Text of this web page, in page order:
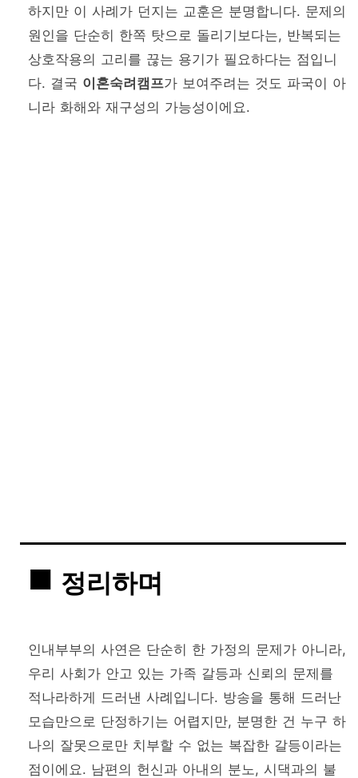
하지만 이 사례가 던지는 교훈은 분명합니다. 문제의
원인을 단순히 한쪽 탓으로 돌리기보다는, 반복되는
상호작용의 고리를 끊는 용기가 필요하다는 점입니
다. 결국 이혼숙려캠프가 보여주려는 것도 파국이 아
니라 화해와 재구성의 가능성이에요.
정리하며
인내부부의 사연은 단순히 한 가정의 문제가 아니라,
우리 사회가 안고 있는 가족 갈등과 신뢰의 문제를
적나라하게 드러낸 사례입니다. 방송을 통해 드러난
모습만으로 단정하기는 어렵지만, 분명한 건 누구 하
나의 잘못으로만 치부할 수 없는 복잡한 갈등이라는
점이에요. 남편의 헌신과 아내의 분노, 시댁과의 불